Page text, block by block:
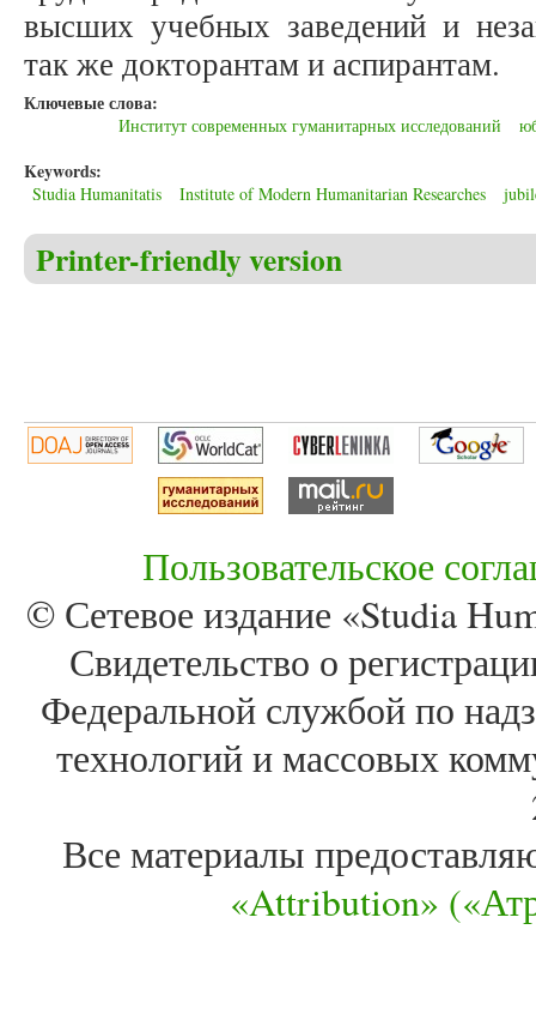
высших учебных заведений и
так же докторантам и аспирантам.
Ключевые слова:
Институт современных гуманитарных исследований
Keywords:
Studia Humanitatis Institute of Modern Humanitarian Researches
Printer-friendly version
Пользовательское
© Сетевое издание «Studia
Свидетельство о
Федеральной службой по
технологий и массовых
Все материалы
«Attribution»